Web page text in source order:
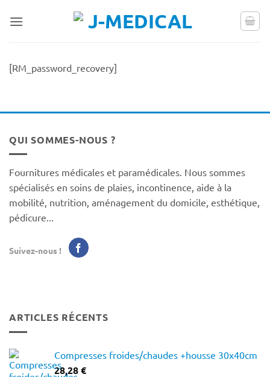
[RM_password_recovery]
QUI SOMMES-NOUS ?
Fournitures médicales et paramédicales. Nous sommes
spécialisés en soins de plaies, incontinence, aide à la
mobilité, nutrition, aménagement du domicile, esthétique,
pédicure...
Suivez-nous !
ARTICLES RÉCENTS
Compresses froides/chaudes +housse 30x40cm
28,28€